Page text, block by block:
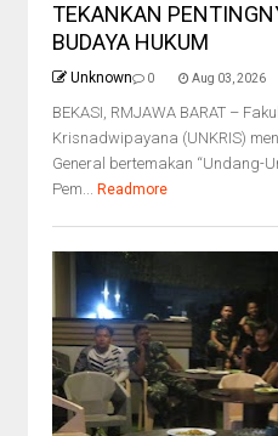
TEKANKAN
BUDAYA HUKUM
Unknown 0 Aug 03, 2026
BEKASI, RMJAWA BARAT –
Krisnadwipayana (UNKRIS)
General bertemakan “Undang-
Pem... Readmore